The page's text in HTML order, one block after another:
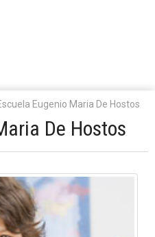
Eugenio Maria De Hostos
De Hostos